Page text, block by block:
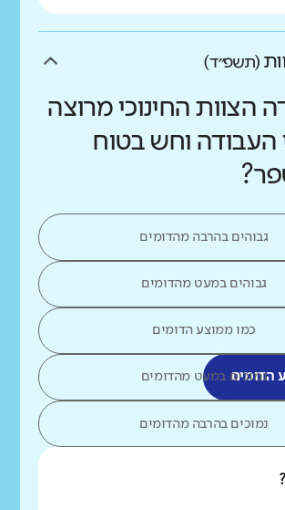
(תשפ״ד)
הצוות החינוכי מרוצה
העבודה וחש בטוח
גבוהים בהרבה מהדומים
גבוהים במעט מהדומים
כמו ממוצע הדומים
הדומים
נמוכים במעט מהדומים
נמוכים בהרבה מהדומים